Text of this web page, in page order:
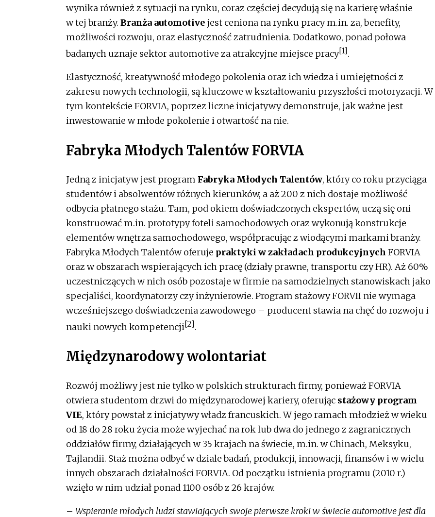
wynika również z sytuacji na rynku, coraz częściej decydują się na karierę właśnie
w tej branży. Branża automotive jest ceniona na rynku pracy m.in. za, benefity,
możliwości rozwoju, oraz elastyczność zatrudnienia. Dodatkowo, ponad połowa
badanych uznaje sektor automotive za atrakcyjne miejsce pracy[1]​​.
Elastyczność, kreatywność młodego pokolenia oraz ich wiedza i umiejętności z
zakresu nowych technologii, są kluczowe w kształtowaniu przyszłości motoryzacji. W
tym kontekście FORVIA, poprzez liczne inicjatywy demonstruje, jak ważne jest
inwestowanie w młode pokolenie i otwartość na nie.
Fabryka Młodych Talentów FORVIA
Jedną z inicjatyw jest program Fabryka Młodych Talentów, który co roku przyciąga
studentów i absolwentów różnych kierunków, a aż 200 z nich dostaje możliwość
odbycia płatnego stażu. Tam, pod okiem doświadczonych ekspertów, uczą się oni
konstruować m.in. prototypy foteli samochodowych oraz wykonują konstrukcje
elementów wnętrza samochodowego, współpracując z wiodącymi markami branży.
Fabryka Młodych Talentów oferuje praktyki w zakładach produkcyjnych FORVIA
oraz w obszarach wspierających ich pracę (działy prawne, transportu czy HR). Aż 60%
uczestniczących w nich osób pozostaje w firmie na samodzielnych stanowiskach jako
specjaliści, koordynatorzy czy inżynierowie. Program stażowy FORVII nie wymaga
wcześniejszego doświadczenia zawodowego – producent stawia na chęć do rozwoju i
nauki nowych kompetencji[2].
Międzynarodowy wolontariat
Rozwój możliwy jest nie tylko w polskich strukturach firmy, ponieważ FORVIA
otwiera studentom drzwi do międzynarodowej kariery, oferując stażowy program
VIE, który powstał z inicjatywy władz francuskich. W jego ramach młodzież w wieku
od 18 do 28 roku życia może wyjechać na rok lub dwa do jednego z zagranicznych
oddziałów firmy, działających w 35 krajach na świecie, m.in. w Chinach, Meksyku,
Tajlandii. Staż można odbyć w dziale badań, produkcji, innowacji, finansów i w wielu
innych obszarach działalności FORVIA. Od początku istnienia programu (2010 r.)
wzięło w nim udział ponad 1100 osób z 26 krajów.
– Wspieranie młodych ludzi stawiających swoje pierwsze kroki w świecie automotive jest dla